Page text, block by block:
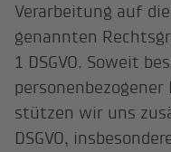
Verarbeitung auf
genannten
1 DSGVO. Soweit
stützen wir uns
DSGVO,